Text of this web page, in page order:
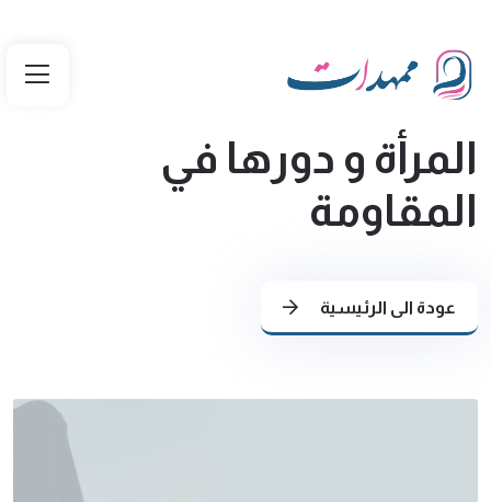
المرأة و دورها في
المقاومة
عودة الى الرئيسية